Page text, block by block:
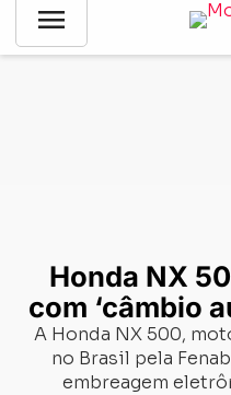
menu
Notícias Lançamentos-
Honda NX
com ‘câmbio
A Honda NX 500,
no Brasil pela
embreagem